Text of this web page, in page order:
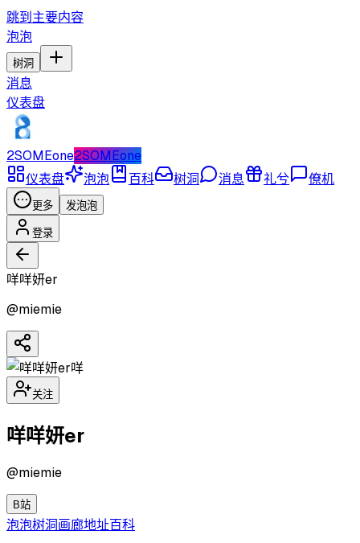
跳到主要内容
泡泡
树洞
消息
仪表盘
2SOMEone2SOMEone
仪表盘
泡泡 百科 树洞 消息 礼兮 僚机
更多 发泡泡
登录
咩咩妍er
@miemie
咩
关注
咩咩妍er
@miemie
B站
泡泡树洞画廊地址百科